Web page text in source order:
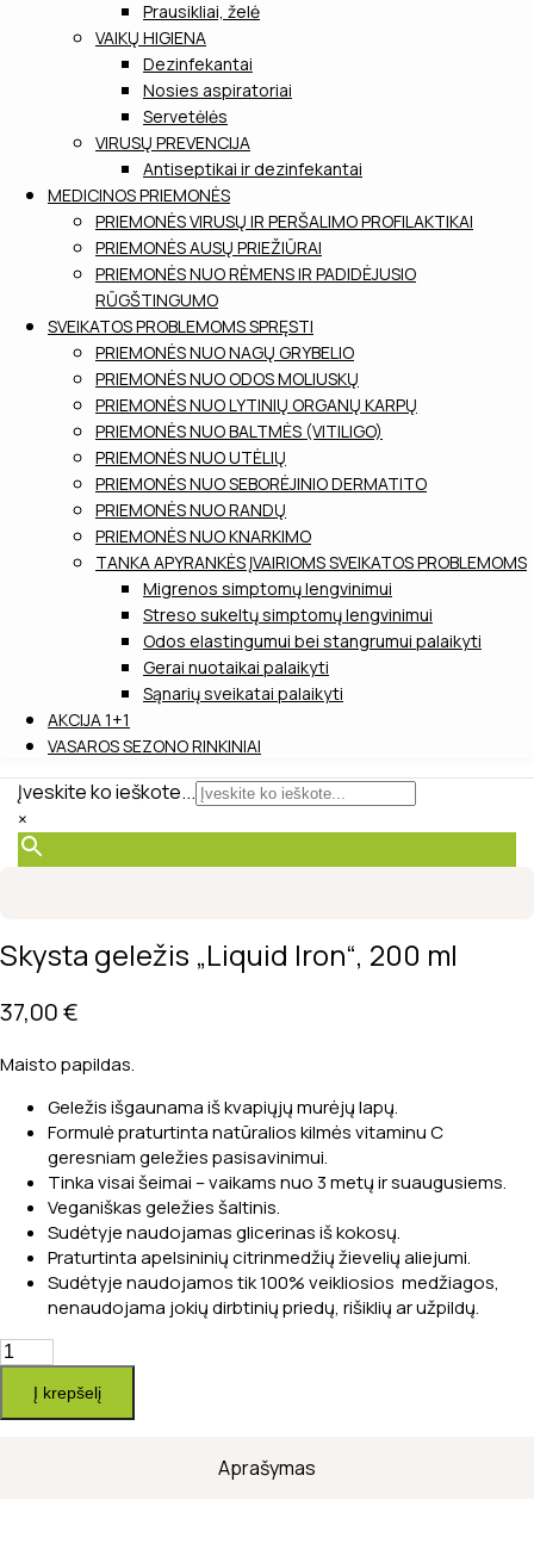
Prausikliai, želė
VAIKŲ HIGIENA
Dezinfekantai
Nosies aspiratoriai
Servetėlės
VIRUSŲ PREVENCIJA
Antiseptikai ir dezinfekantai
MEDICINOS PRIEMONĖS
PRIEMONĖS VIRUSŲ IR PERŠALIMO PROFILAKTIKAI
PRIEMONĖS AUSŲ PRIEŽIŪRAI
PRIEMONĖS NUO RĖMENS IR PADIDĖJUSIO
RŪGŠTINGUMO
SVEIKATOS PROBLEMOMS SPRĘSTI
PRIEMONĖS NUO NAGŲ GRYBELIO
PRIEMONĖS NUO ODOS MOLIUSKŲ
PRIEMONĖS NUO LYTINIŲ ORGANŲ KARPŲ
PRIEMONĖS NUO BALTMĖS (VITILIGO)
PRIEMONĖS NUO UTĖLIŲ
PRIEMONĖS NUO SEBORĖJINIO DERMATITO
PRIEMONĖS NUO RANDŲ
PRIEMONĖS NUO KNARKIMO
TANKA APYRANKĖS ĮVAIRIOMS SVEIKATOS PROBLEMOMS
Migrenos simptomų lengvinimui
Streso sukeltų simptomų lengvinimui
Odos elastingumui bei stangrumui palaikyti
Gerai nuotaikai palaikyti
Sąnarių sveikatai palaikyti
AKCIJA 1+1
VASAROS SEZONO RINKINIAI
Įveskite ko ieškote...
×
Skysta geležis „Liquid Iron“, 200 ml
37,00€
Maisto papildas.
Geležis išgaunama iš kvapiųjų murėjų lapų.
Formulė praturtinta natūralios kilmės vitaminu C
geresniam geležies pasisavinimui.
Tinka visai šeimai – vaikams nuo 3 metų ir suaugusiems.
Veganiškas geležies šaltinis.
Sudėtyje naudojamas glicerinas iš kokosų.
Praturtinta apelsininių citrinmedžių žievelių aliejumi.
Sudėtyje naudojamos tik 100% veikliosios medžiagos,
nenaudojama jokių dirbtinių priedų, rišiklių ar užpildų.
produkto
kiekis:
Skysta
geležis
Į krepšelį
Aprašymas